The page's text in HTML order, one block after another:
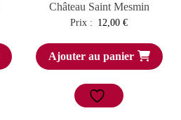
Château Saint Mesmin
Prix : 12,00€
Ajouter au panier